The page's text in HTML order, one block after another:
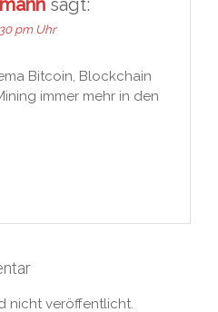
sagt:
pm Uhr
Bitcoin, Blockchain
immer mehr in den
nicht veröffentlicht.